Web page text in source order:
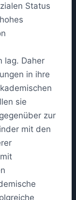
Status
lag. Daher
in ihre
sie
zur
mit den